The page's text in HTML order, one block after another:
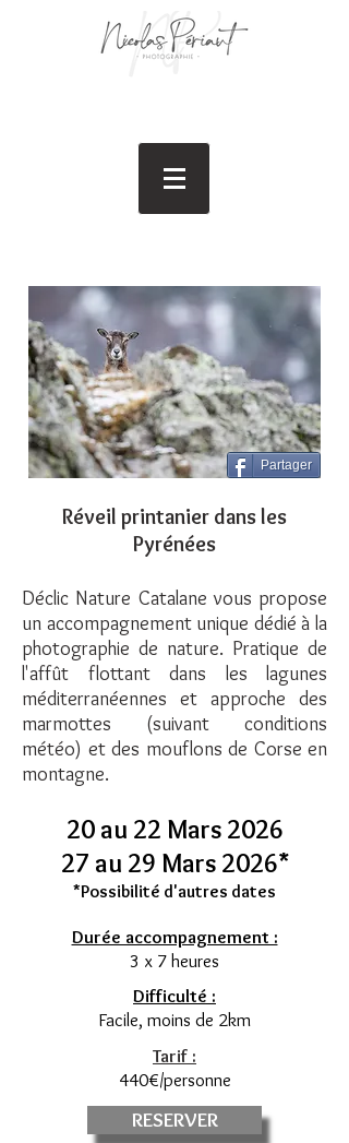
Partager
Réveil printanier dans les
Pyrénées
Déclic Nature Catalane vous propose
un accompagnement unique dédié à la
photographie de nature. Pratique de
l'affût flottant dans les lagunes
méditerranéennes et approche des
marmottes (suivant conditions
météo) et des mouflons de Corse en
montagne.
20 au 22 Mars 2026
27 au 29 Mars 2026*
*Possibilité d'autres dates
Durée accompagnement :
3 x 7 heures
Difficulté :
Facile, moins de 2km
Tarif :
440€/personne
RESERVER